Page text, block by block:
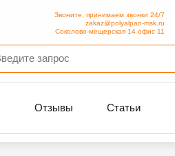
Звоните, принимаем звонки 24/7
zakaz@polyalpan-msk.ru
Соколово-мещерская 14 офис 11
Отзывы Статьи